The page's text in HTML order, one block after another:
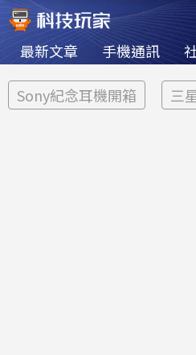
最新文章 手機通訊
Sony紀念耳機開箱 三